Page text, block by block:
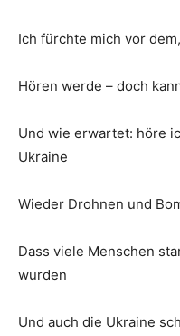
Ich fürchte mich vor
Hören werde – doch
Und wie erwartet: höre
Ukraine
Wieder Drohnen und
Dass viele Menschen
wurden
Und auch die Ukraine